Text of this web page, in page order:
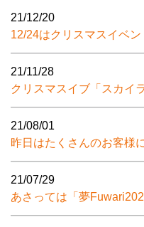
21/12/20
12/24はクリスマスイベン
21/11/28
クリスマスイブ「スカイ
21/08/01
昨日はたくさんのお客様
21/07/29
あさっては「夢